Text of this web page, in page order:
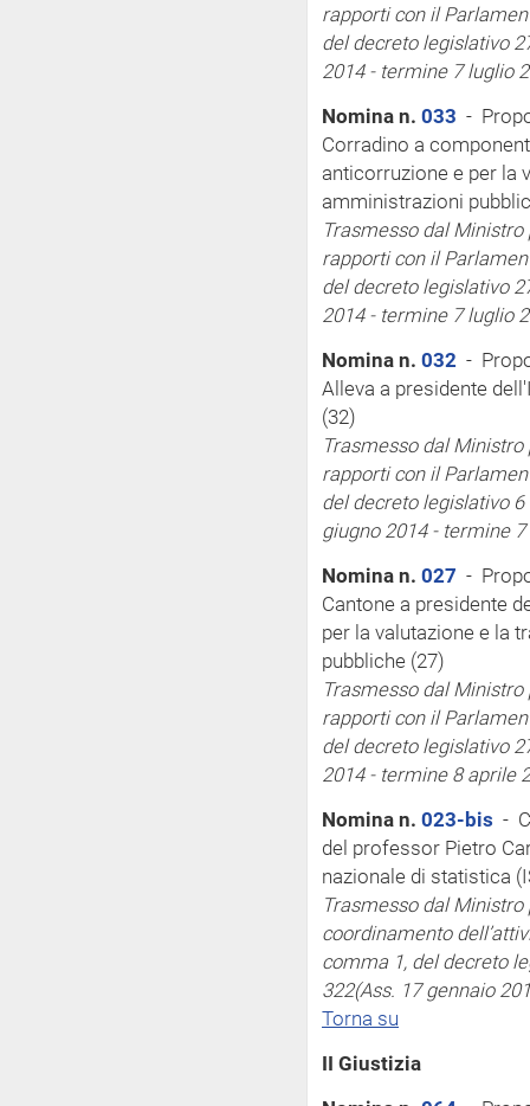
rapporti con il
del decreto legislativo
2014 - termine 7 luglio
Nomina n. 033 -
Corradino a
anticorruzione e per la
amministrazioni
Trasmesso dal
rapporti con il
del decreto legislativo
2014 - termine 7 luglio
Nomina n. 032 -
Alleva a presidente
(32)
Trasmesso dal
rapporti con il
del decreto legislativo
giugno 2014 - termine
Nomina n. 027 -
Cantone a presidente
per la valutazione e la
pubbliche (27)
Trasmesso dal
rapporti con il
del decreto legislativo
2014 - termine 8 aprile
Nomina n. 023-bis -
del professor Pietro
nazionale di statistica
Trasmesso dal
coordinamento
comma 1, del decreto
322(Ass. 17 gennaio
Torna su
II Giustizia